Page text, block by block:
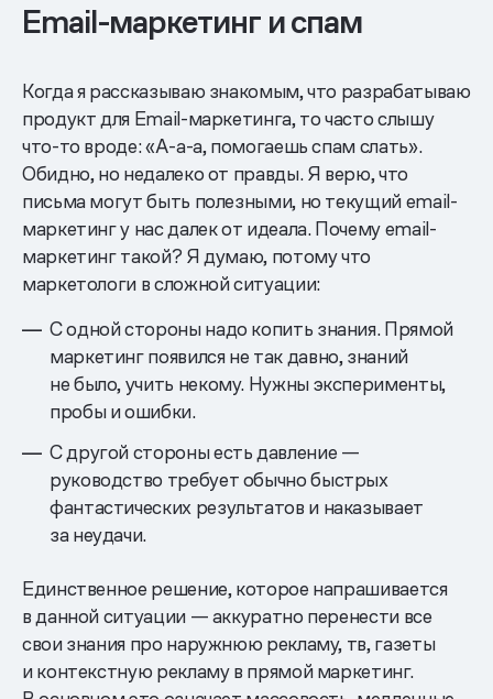
Email-маркетинг и спам
Когда я рассказываю знакомым, что разрабатываю
продукт для Email-маркетинга, то часто слышу
что-то вроде: «А-а-а, помогаешь спам слать».
Обидно, но недалеко от правды. Я верю, что
письма могут быть полезными, но текущий email-
маркетинг у нас далек от идеала. Почему email-
маркетинг такой? Я думаю, потому что
маркетологи в сложной ситуации:
С одной стороны надо копить знания. Прямой
маркетинг появился не так давно, знаний
не было, учить некому. Нужны эксперименты,
пробы и ошибки.
С другой стороны есть давление —
руководство требует обычно быстрых
фантастических результатов и наказывает
за неудачи.
Единственное решение, которое напрашивается
в данной ситуации — аккуратно перенести все
свои знания про наружнюю рекламу, тв, газеты
и контекстную рекламу в прямой маркетинг.